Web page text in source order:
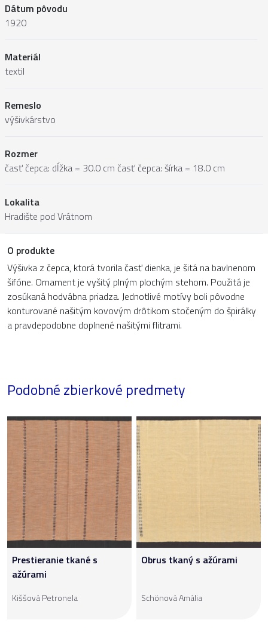
Dátum pôvodu
1920
Materiál
textil
Remeslo
výšivkárstvo
Rozmer
časť čepca: dĺžka = 30.0 cm časť čepca: šírka = 18.0 cm
Lokalita
Hradište pod Vrátnom
O produkte
Výšivka z čepca, ktorá tvorila časť dienka, je šitá na bavlnenom
šifóne. Ornament je vyšitý plným plochým stehom. Použitá je
zosúkaná hodvábna priadza. Jednotlivé motívy boli pôvodne
konturované našitým kovovým drôtikom stočeným do špirálky
a pravdepodobne doplnené našitými flitrami.
Podobné zbierkové predmety
Prestieranie tkané s
ažúrami
Kiššová Petronela
Obrus tkaný s ažúrami
Schönová Amália